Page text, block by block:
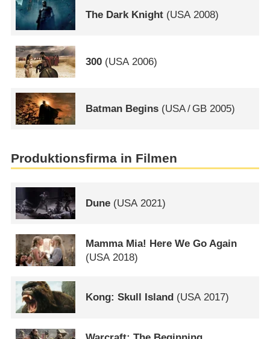
The Dark Knight (USA 2008)
300 (USA 2006)
Batman Begins (USA/ GB 2005)
Produktionsfirma in Filmen
Dune (USA2021)
Mamma Mia! Here We Go Again
(USA 2018)
Kong: Skull Island (USA2017)